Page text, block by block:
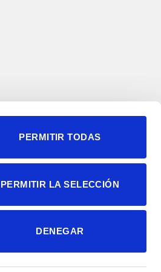
PERMITIR TODAS
PERMITIR LA SELECCIÓN
DENEGAR
Neurociencias
Política de privacidad
Accesibilidad